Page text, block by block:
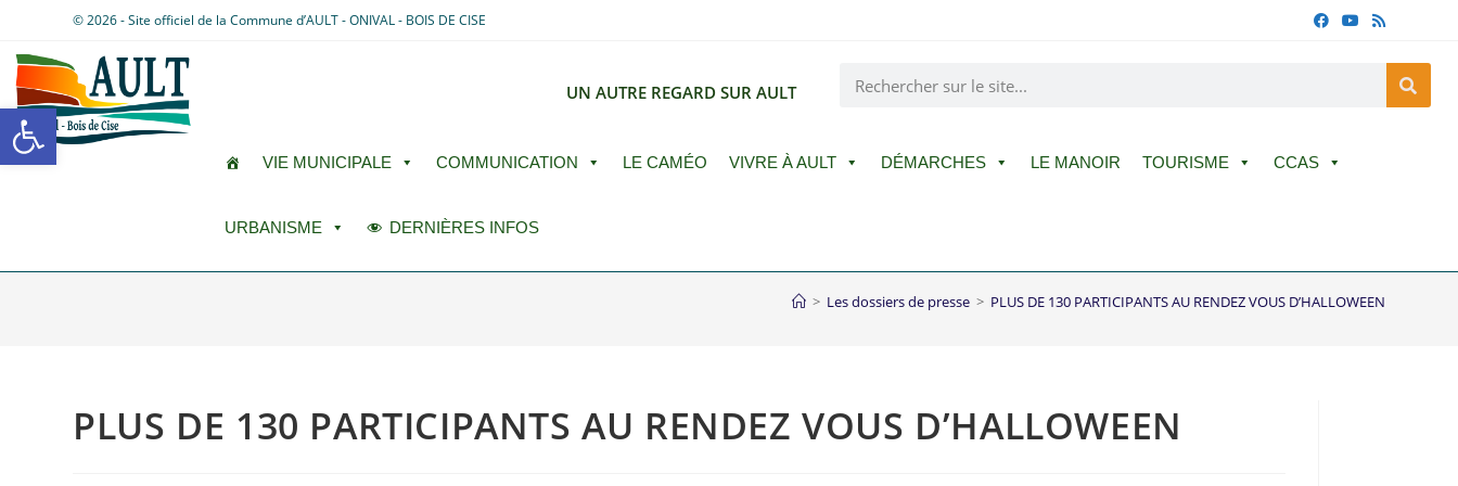
Ouvrir la barre d’outils
© 2026 - Site officiel de la Commune d’AULT - ONIVAL - BOIS DE CISE
UN AUTRE REGARD SUR AULT
VIE MUNICIPALE COMMUNICATION LE CAMÉO VIVRE À AULT DÉMARCHES LE MANOIR TOURISME CCAS
URBANISME DERNIÈRES INFOS
> Les dossiers de presse > PLUS DE 130 PARTICIPANTS AU RENDEZ VOUS D’HALLOWEEN
PLUS DE 130 PARTICIPANTS AU RENDEZ VOUS D’HALLOWEEN